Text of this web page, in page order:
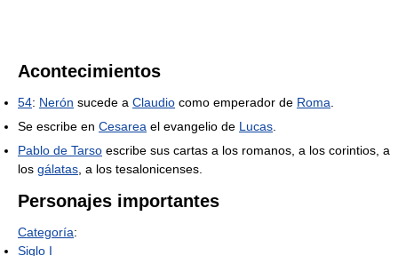
Acontecimientos
54: Nerón sucede a Claudio como emperador de Roma
Se escribe en Cesarea el evangelio de Lucas
Pablo de Tarso escribe sus cartas a los romanos, a los corintios, a
los gálatas , a los tesalonicenses.
Personajes importantes
Categoría:
Siglo I